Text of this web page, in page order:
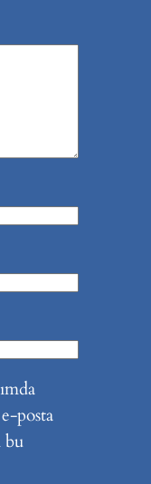
posta
bu